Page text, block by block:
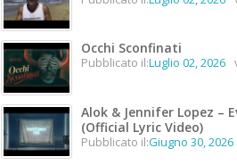
Occhi Sconfinati
Pubblicato il:Luglio 02, 2026
Alok & Jennifer Lopez –
(Official Lyric Video)
Pubblicato il:Giugno 30, 2026